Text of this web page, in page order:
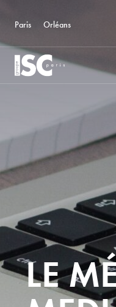
Paris Orléans
LE